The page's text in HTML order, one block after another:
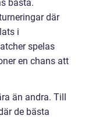
bästa.
där
i
spelas
en chans att
än andra. Till
de bästa